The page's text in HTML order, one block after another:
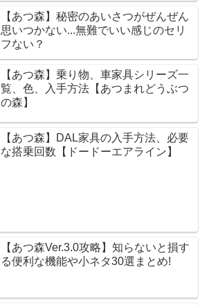
【あつ森】秘密のあいさつがぜんぜん
思いつかない...無難でいい感じのセリ
フない？
【あつ森】乗り物、車家具シリーズ一
覧、色、入手方法【あつまれどうぶつ
の森】
【あつ森】DAL家具の入手方法、必要
な搭乗回数【ドードーエアライン】
【あつ森Ver.3.0攻略】知らないと損す
る便利な機能や小ネタ30選まとめ!